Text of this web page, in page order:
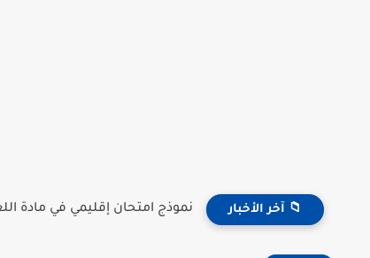
📁 آخر الأخبار نموذج امتحان إقليمي في مادة